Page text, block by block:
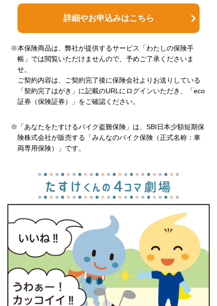
詳細やお申込みはこちら
※本保険商品は、弊社が提供するサービス「わたしの保険手
帳」では閲覧いただけませんので、予めご了承くださいま
せ。
ご契約内容は、ご契約完了後に保険会社よりお送りしている
「契約完了はがき」に記載のURLにログインいただき、「eco
証券（保険証券）」をご確認ください。
※「あなたをたすけるバイク盗難保険」は、SBI日本少額短期保
険株式会社が販売する「みんなのバイク保険（正式名称：車
両専用保険）」です。